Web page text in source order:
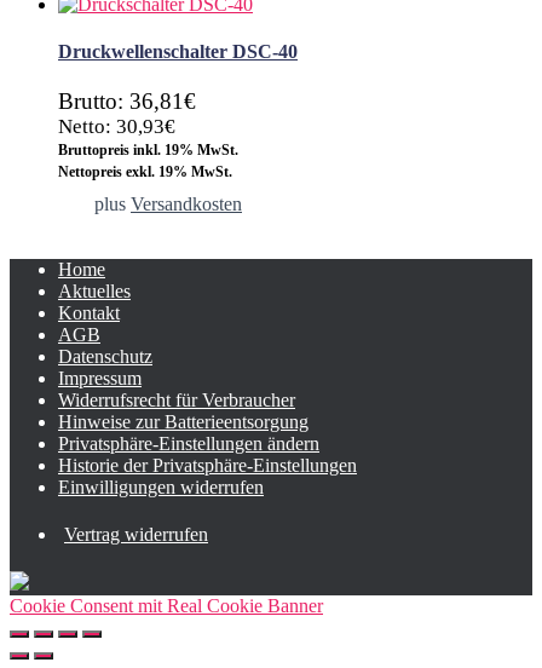
Druckwellenschalter DSC-40
Brutto: 36,81€
Netto: 30,93€
Bruttopreis inkl. 19% MwSt.
Nettopreis exkl. 19% MwSt.
plus Versandkosten
Home
Aktuelles
Kontakt
AGB
Datenschutz
Impressum
Widerrufsrecht für Verbraucher
Hinweise zur Batterieentsorgung
Privatsphäre-Einstellungen ändern
Historie der Privatsphäre-Einstellungen
Einwilligungen widerrufen
Vertrag widerrufen
Cookie Consent mit Real Cookie Banner